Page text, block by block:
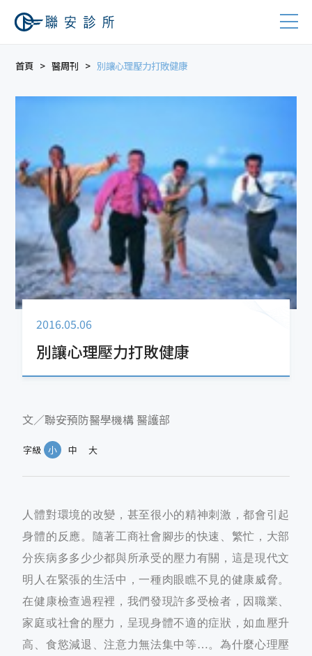
首頁 醫周刊 別讓心理壓力打敗健康
2016.05.06
別讓心理壓力打敗健康
文／聯安預防醫學機構 醫護部
字級 小 中 大
人體對環境的改變，甚至很小的精神刺激，都會引起
身體的反應。隨著工商社會腳步的快速、繁忙，大部
分疾病多多少少都與所承受的壓力有關，這是現代文
明人在緊張的生活中，一種肉眼瞧不見的健康威脅。
在健康檢查過程裡，我們發現許多受檢者，因職業、
家庭或社會的壓力，呈現身體不適的症狀，如血壓升
高、食慾減退、注意力無法集中等…。為什麼心理壓